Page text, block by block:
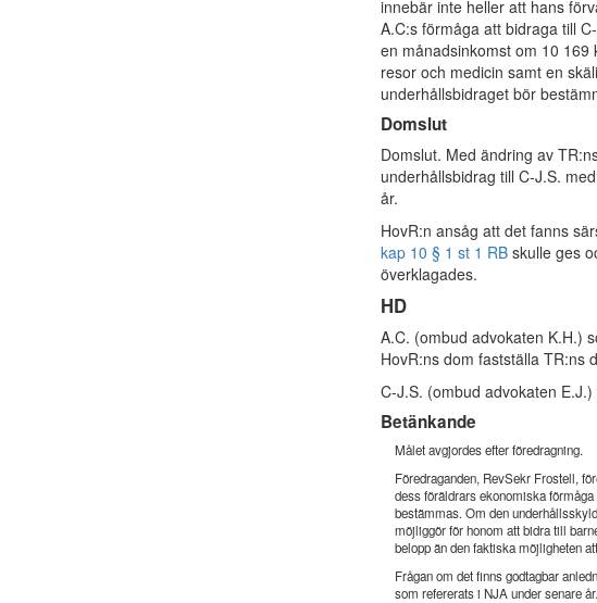
innebär inte heller att hans
A.C:s förmåga att bidraga till
en månadsinkomst om 10
resor och medicin samt en
underhållsbidraget bör
Domslut
Domslut. Med ändring av
underhållsbidrag till C-J.S.
år.
HovR:n ansåg att det fanns
kap 10 § 1 st 1 RB skulle ges
överklagades.
HD
A.C. (ombud advokaten K.H.)
HovR:ns dom fastställa TR:ns
C-J.S. (ombud advokaten
Betänkande
Målet avgjordes efter föredragning.
Föredraganden, RevSekr Frostell,
dess föräldrars ekonomiska
bestämmas. Om den
möjliggör för honom att bidra till
belopp än den faktiska möjligheten
Frågan om det finns godtagbar
som refererats i NJA under senare år.